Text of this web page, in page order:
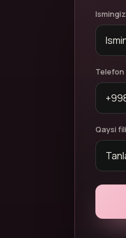
Ismingiz
Qaysi